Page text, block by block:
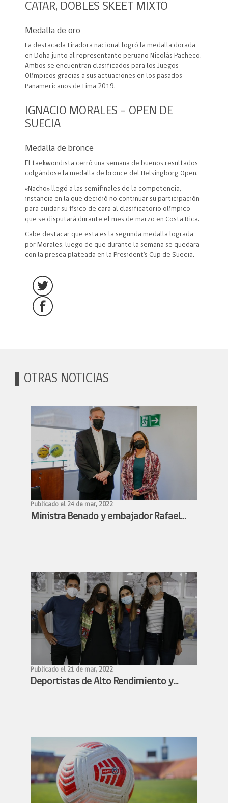
CATAR, DOBLES SKEET MIXTO
Medalla de oro
La destacada tiradora nacional logró la medalla dorada
en Doha junto al representante peruano Nicolás Pacheco.
Ambos se encuentran clasificados para los Juegos
Olímpicos gracias a sus actuaciones en los pasados
Panamericanos de Lima 2019.
IGNACIO MORALES – OPEN DE
SUECIA
Medalla de bronce
El taekwondista cerró una semana de buenos resultados
colgándose la medalla de bronce del Helsingborg Open.
«Nacho» llegó a las semifinales de la competencia,
instancia en la que decidió no continuar su participación
para cuidar su físico de cara al clasificatorio olímpico
que se disputará durante el mes de marzo en Costa Rica.
Cabe destacar que esta es la segunda medalla lograda
por Morales, luego de que durante la semana se quedara
con la presea plateada en la President’s Cup de Suecia.
OTRAS NOTICIAS
Publicado el 24 de mar, 2022
Ministra Benado y embajador Rafael
deportivas
Publicado el 21 de mar, 2022
Deportistas de Alto Rendimiento y
de alto rendimiento